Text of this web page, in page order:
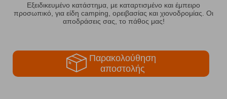
Εξειδικευμένο κατάστημα, με καταρτισμένο και έμπειρο
προσωπικό, για είδη camping, ορειβασίας και χιονοδρομίας. Οι
αποδράσεις σας, το πάθος μας!
Παρακολούθηση
αποστολής